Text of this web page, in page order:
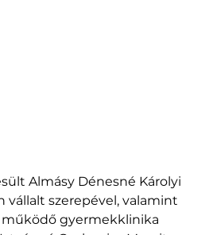
Almásy Dénesné Károlyi
vállalt szerepével, valamint
működő gyermekklinika